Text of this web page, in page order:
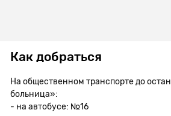
Как добраться
На общественном транспорте до
больница»:
- на автобусе: №16